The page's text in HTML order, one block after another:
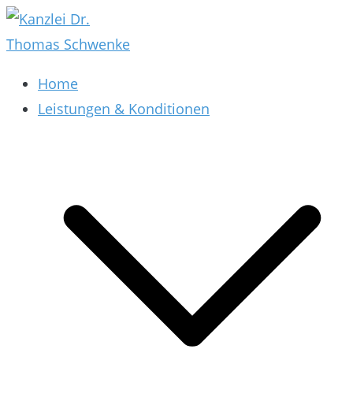
Zum
Inhalt
Kanzlei Dr. Thomas Schwenke
Rechtsberatung für Datenschutz, Social Media,
Marketing, E-Commerce & AGB & Verträge
Home
Leistungen & Konditionen